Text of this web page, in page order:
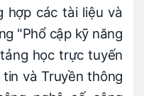
hợp các tài liệu và
"Phổ cập kỹ năng
học trực tuyến
và Truyền thông